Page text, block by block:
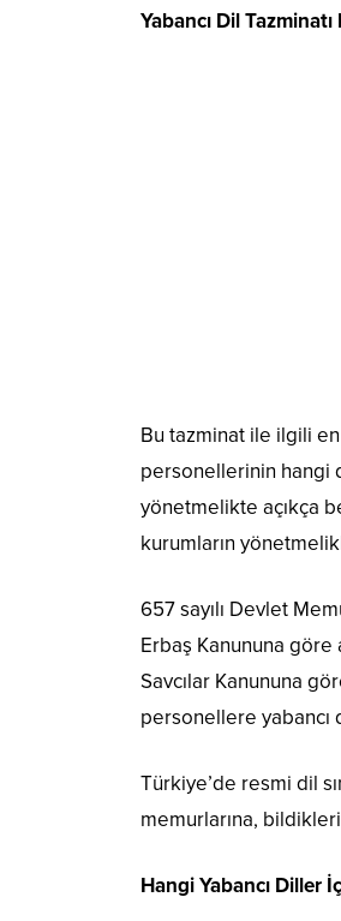
Yabancı Dil
Bu tazminat ile ilgili
personellerinin hangi
yönetmelikte açıkça
kurumların
657 sayılı Devlet
Erbaş Kanununa
Savcılar Kanununa
personellere yabancı
Türkiye’de resmi dil
memurlarına,
Hangi Yabancı Diller